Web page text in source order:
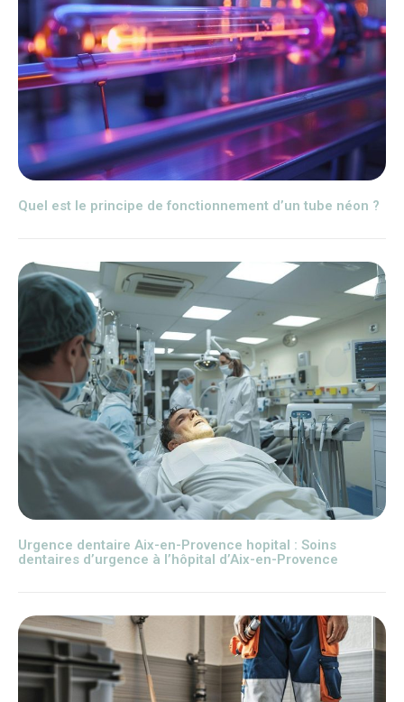
Quel est le principe de fonctionnement d’un tube néon ?
Urgence dentaire Aix-en-Provence hopital : Soins
dentaires d’urgence à l’hôpital d’Aix-en-Provence